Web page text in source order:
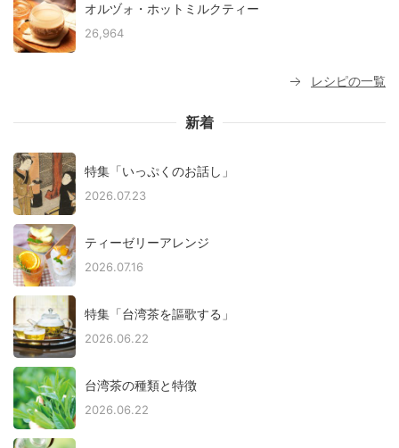
オルヅォ・ホットミルクティー
26,964
レシピの一覧
新着
特集「いっぷくのお話し」
2026.07.23
ティーゼリーアレンジ
2026.07.16
特集「台湾茶を謳歌する」
2026.06.22
台湾茶の種類と特徴
2026.06.22